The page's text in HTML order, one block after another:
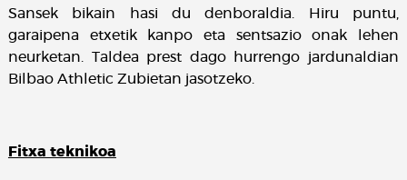
Sansek bikain hasi du denboraldia. Hiru puntu,
garaipena etxetik kanpo eta sentsazio onak lehen
neurketan. Taldea prest dago hurrengo jardunaldian
Bilbao Athletic Zubietan jasotzeko.
Fitxa teknikoa